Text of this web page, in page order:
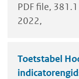
PDF file 381.1
2022
Toetstabel